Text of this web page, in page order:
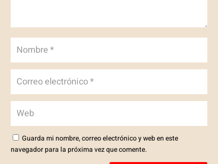
Guarda mi nombre, correo electrónico y web en este
navegador para la próxima vez que comente.